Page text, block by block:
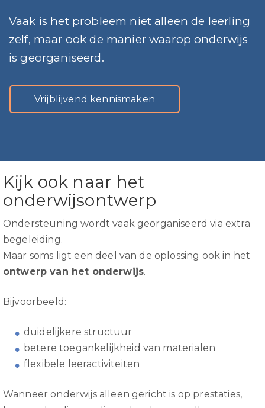
Vaak is het probleem niet alleen de leerling
zelf, maar ook de manier waarop onderwijs
is georganiseerd.
Vrijblijvend kennismaken
Kijk ook naar het
onderwijsontwerp
Ondersteuning wordt vaak georganiseerd via extra
begeleiding.
Maar soms ligt een deel van de oplossing ook in het
ontwerp van het onderwijs.
Bijvoorbeeld:
duidelijkere structuur
betere toegankelijkheid van materialen
flexibele leeractiviteiten
Wanneer onderwijs alleen gericht is op prestaties,